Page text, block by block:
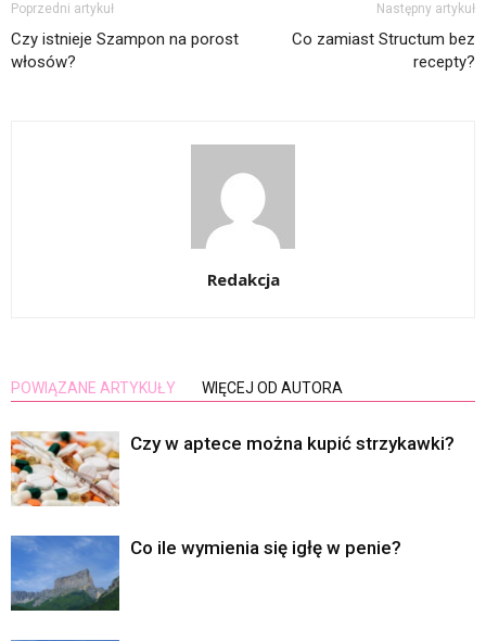
Poprzedni artykuł
Czy istnieje Szampon na porost
włosów?
Następny artykuł
Co zamiast Structum bez
recepty?
Redakcja
POWIĄZANE ARTYKUŁY WIĘCEJ OD AUTORA
Czy w aptece można kupić strzykawki?
Co ile wymienia się igłę w penie?